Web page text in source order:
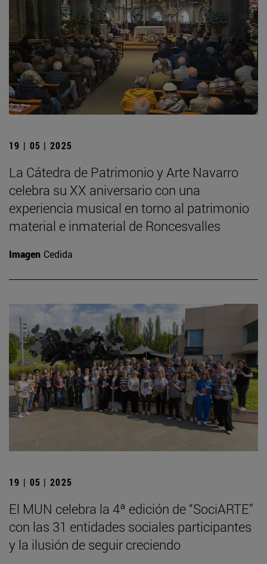
19 | 05 | 2025
La Cátedra de Patrimonio y Arte Navarro
celebra su XX aniversario con una
experiencia musical en torno al patrimonio
material e inmaterial de Roncesvalles
Imagen Cedida
19 | 05 | 2025
El MUN celebra la 4ª edición de “SociARTE”
con las 31 entidades sociales participantes
y la ilusión de seguir creciendo